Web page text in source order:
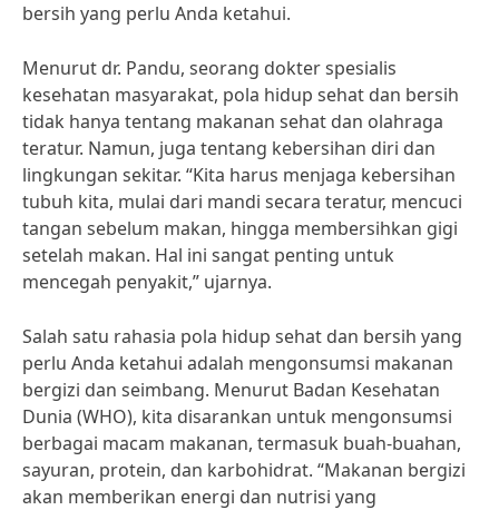
bersih yang perlu Anda ketahui.
Menurut dr. Pandu, seorang dokter spesialis
kesehatan masyarakat, pola hidup sehat dan bersih
tidak hanya tentang makanan sehat dan olahraga
teratur. Namun, juga tentang kebersihan diri dan
lingkungan sekitar. “Kita harus menjaga kebersihan
tubuh kita, mulai dari mandi secara teratur, mencuci
tangan sebelum makan, hingga membersihkan gigi
setelah makan. Hal ini sangat penting untuk
mencegah penyakit,” ujarnya.
Salah satu rahasia pola hidup sehat dan bersih yang
perlu Anda ketahui adalah mengonsumsi makanan
bergizi dan seimbang. Menurut Badan Kesehatan
Dunia (WHO), kita disarankan untuk mengonsumsi
berbagai macam makanan, termasuk buah-buahan,
sayuran, protein, dan karbohidrat. “Makanan bergizi
akan memberikan energi dan nutrisi yang